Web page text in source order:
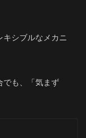
キシブルなメカニ
でも、「気まず